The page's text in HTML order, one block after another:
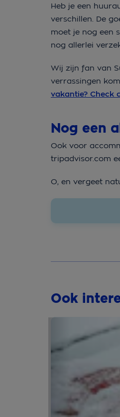
Heb je een
verschillen. De
moet je nog een
nog allerlei
Wij zijn fan van
verrassingen
vakantie? Check
Nog een
Ook voor
tripadvisor.com
O, en vergeet
Ook